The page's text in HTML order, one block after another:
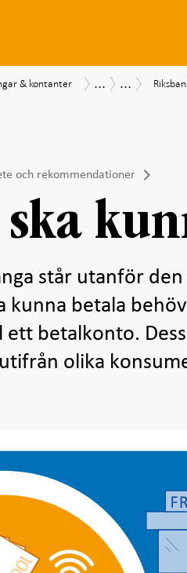
& kontanter Betalningsrapport
... ...
och rekommendationer
står utanför
kunna betala
ett betalkonto.
olika